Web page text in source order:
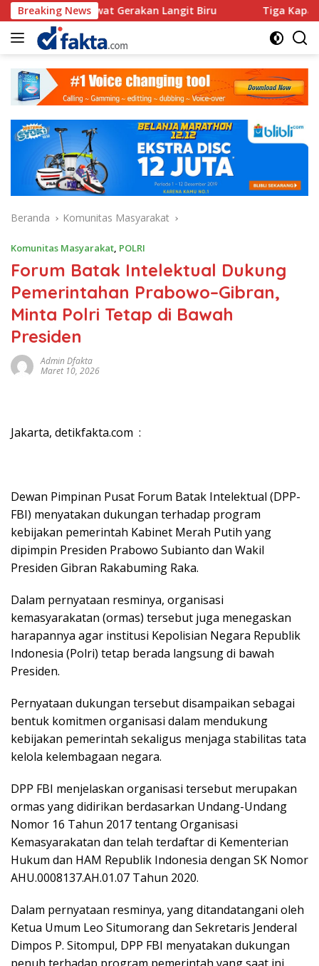
Langsung
ke
konten
Breaking News
Gerakan Langit Biru Tiga Kapal Nelayan ludes
Beranda Komunitas Masyarakat
Komunitas Masyarakat, POLRI
Forum Batak Intelektual Dukung
Pemerintahan Prabowo–Gibran,
Minta Polri Tetap di Bawah
Presiden
Admin Dfakta
Maret 10, 2026
Jakarta, detikfakta.com :
Dewan Pimpinan Pusat Forum Batak Intelektual (DPP-
FBI) menyatakan dukungan terhadap program
kebijakan pemerintah Kabinet Merah Putih yang
dipimpin Presiden Prabowo Subianto dan Wakil
Presiden Gibran Rakabuming Raka.
Dalam pernyataan resminya, organisasi
kemasyarakatan (ormas) tersebut juga menegaskan
harapannya agar institusi Kepolisian Negara Republik
Indonesia (Polri) tetap berada langsung di bawah
Presiden.
Pernyataan dukungan tersebut disampaikan sebagai
bentuk komitmen organisasi dalam mendukung
kebijakan pemerintah sekaligus menjaga stabilitas tata
kelola kelembagaan negara.
DPP FBI menjelaskan organisasi tersebut merupakan
ormas yang didirikan berdasarkan Undang-Undang
Nomor 16 Tahun 2017 tentang Organisasi
Kemasyarakatan dan telah terdaftar di Kementerian
Hukum dan HAM Republik Indonesia dengan SK Nomor
AHU.0008137.AH.01.07 Tahun 2020.
Dalam pernyataan resminya, yang ditandatangani oleh
Ketua Umum Leo Situmorang dan Sekretaris Jenderal
Dimpos P. Sitompul, DPP FBI menyatakan dukungan